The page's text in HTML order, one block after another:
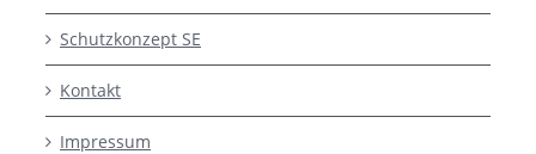
Schutzkonzept SE
Kontakt
Impressum